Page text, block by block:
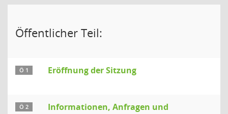
Öffentlicher Teil:
Ö 1 Eröffnung der Sitzung
Ö 2
Informationen, Anfragen und